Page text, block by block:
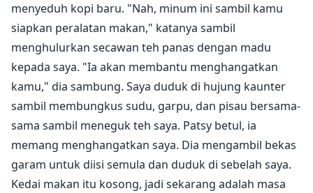
menyeduh kopi baru. "Nah, minum ini sambil kamu
siapkan peralatan makan," katanya sambil
menghulurkan secawan teh panas dengan madu
kepada saya. "Ia akan membantu menghangatkan
kamu," dia sambung. Saya duduk di hujung kaunter
sambil membungkus sudu, garpu, dan pisau bersama-
sama sambil meneguk teh saya. Patsy betul, ia
memang menghangatkan saya. Dia mengambil bekas
garam untuk diisi semula dan duduk di sebelah saya.
Kedai makan itu kosong, jadi sekarang adalah masa